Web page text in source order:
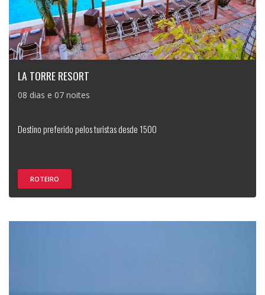
LA TORRE RESORT
08 dias e 07 noites
Destino preferido pelos turistas desde 1500
ROTEIRO